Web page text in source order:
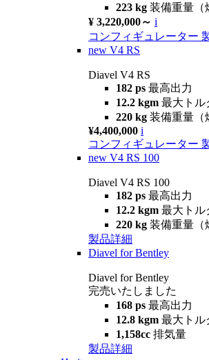
223 kg 装備重量（
¥ 3,220,000～ i
コンフィギュレーター
new V4 RS
Diavel V4 RS
182 ps 最高出力
12.2 kgm 最大トル
220 kg 装備重量（
¥4,400,000 i
コンフィギュレーター
new V4 RS 100
Diavel V4 RS 100
182 ps 最高出力
12.2 kgm 最大トル
220 kg 装備重量（
製品詳細
Diavel for Bentley
Diavel for Bentley
完売いたしました
168 ps 最高出力
12.8 kgm 最大トル
1,158cc 排気量
製品詳細